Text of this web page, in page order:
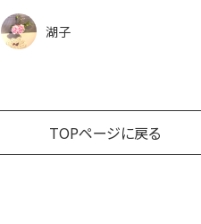
湖子
TOPページに戻る